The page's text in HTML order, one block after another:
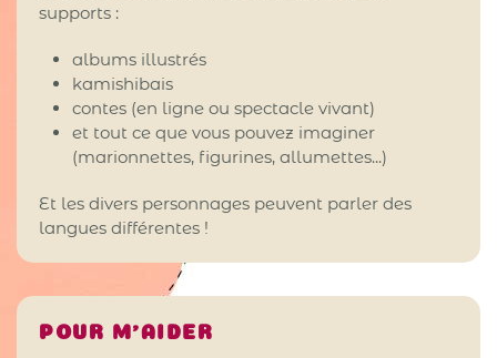
supports :
albums illustrés
kamishibais
contes (en ligne ou spectacle vivant)
et tout ce que vous pouvez imaginer
(marionnettes, figurines, allumettes...)
Et les divers personnages peuvent parler des
langues différentes !
POUR M’AIDER